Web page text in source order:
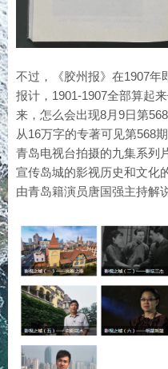
不过，《胶州报》在1907年
报计，1901-1907全部算起
来，怎么会出现8月9日第568
从16万字的专著可见第568
青岛电视台拍摄的九集系列
宣传岛城的影视历史和文化
由青岛籍演员唐国强主持解